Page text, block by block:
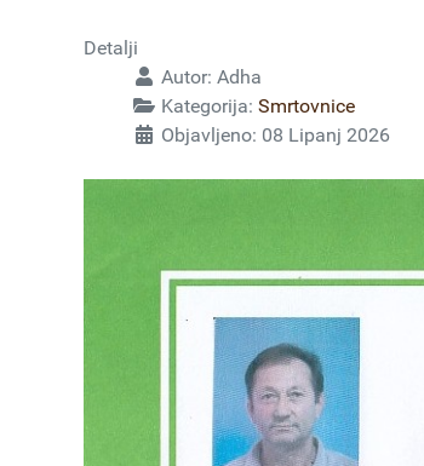
Detalji
Autor: Adha
Kategorija: Smrtovnice
Objavljeno: 08 Lipanj 2026